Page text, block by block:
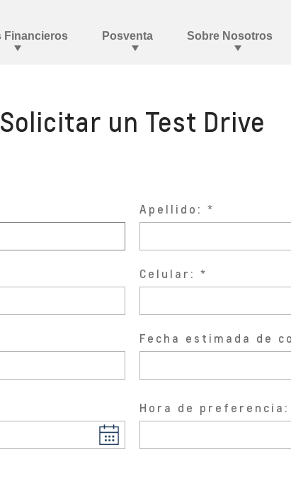
Solicitar un Test Drive
Apellido:
Celular:
Fecha estimada de
Hora de preferencia: